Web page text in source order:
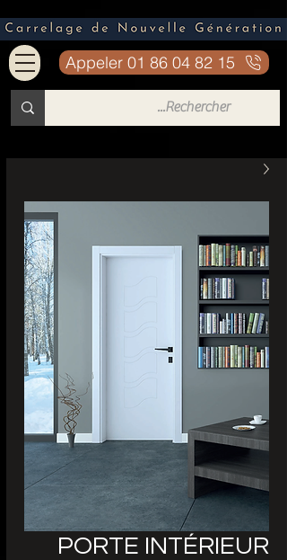
Appeler 01 86 04 82 15
PORTE INTÉRIEUR